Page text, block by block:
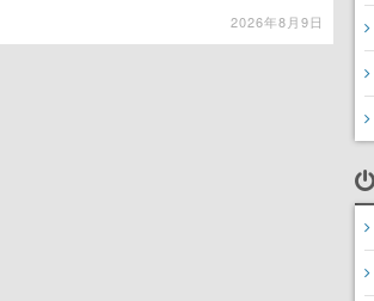
2026年8月9日